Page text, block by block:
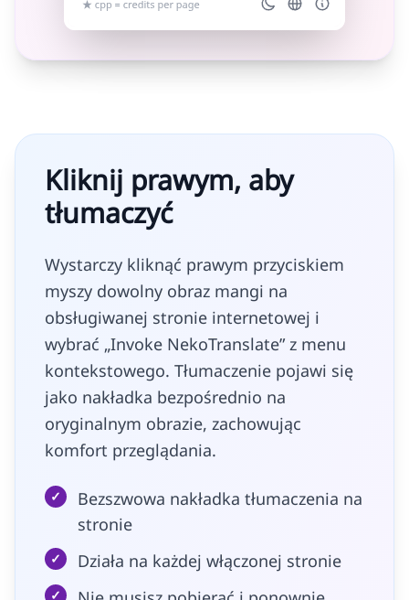
Kliknij prawym, aby
tłumaczyć
Wystarczy kliknąć prawym przyciskiem
myszy dowolny obraz mangi na
obsługiwanej stronie internetowej i
wybrać „Invoke NekoTranslate” z menu
kontekstowego. Tłumaczenie pojawi się
jako nakładka bezpośrednio na
oryginalnym obrazie, zachowując
komfort przeglądania.
✓
Bezszwowa nakładka tłumaczenia na
stronie
✓ Działa na każdej włączonej stronie
✓